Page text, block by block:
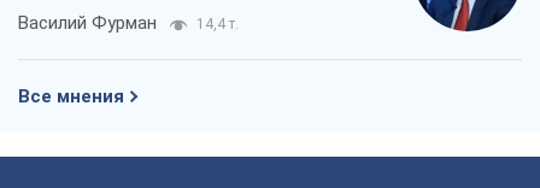
Василий Фурман 14,4 т.
Все мнения